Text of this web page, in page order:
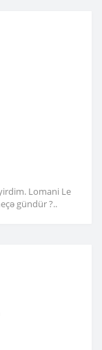
Lomani Le
gündür ?..